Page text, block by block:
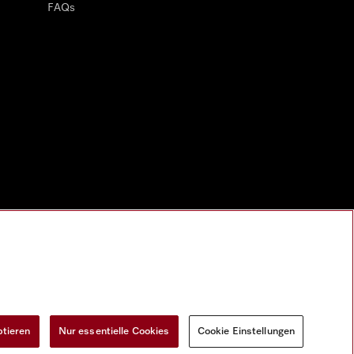
FAQs
Nur essentielle Cookies Cookie Einstellungen